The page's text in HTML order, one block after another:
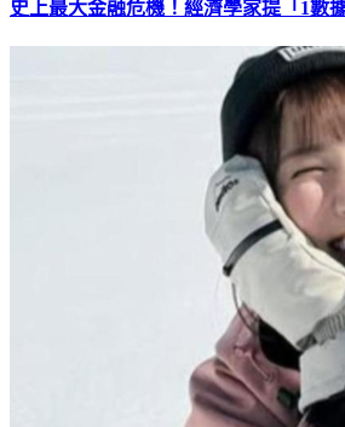
史上最大金融危機！經濟學家提「1數